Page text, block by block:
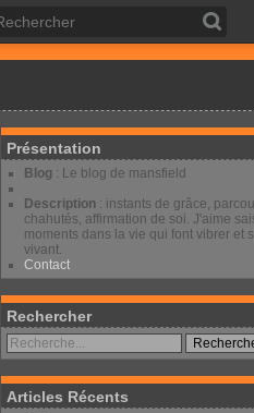
Présentation
Blog : Le blog de mansfield
Description : instants de grâce,
chahutés, affirmation de soi. J'aime
moments dans la vie qui font vibrer et
vivant.
Contact
Rechercher
Articles Récents